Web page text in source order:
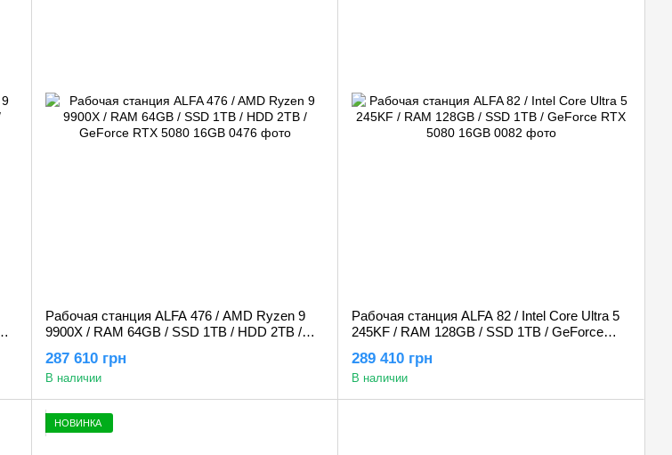
Рабочая станция ALFA 476 / AMD Ryzen 9
9900X / RAM 64GB / SSD 1TB / HDD 2TB /
287 610 грн
В наличии
Рабочая станция ALFA 82 / Intel Core Ultra 5
245KF / RAM 128GB / SSD 1TB / GeForce
289 410 грн
В наличии
НОВИНКА